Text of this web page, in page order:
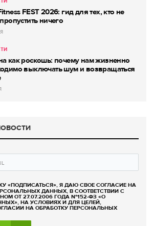
FEST 2026: гид для тех, кто не
ничего
как роскошь: почему нам жизненно
выключать шум и возвращаться
«ПОДПИСАТЬСЯ», Я ДАЮ СВОЕ СОГЛАСИЕ НА
ДАННЫХ, В СООТВЕТСТВИИ С
ОТ 27.07.2006 ГОДА №152-ФЗ «О
НА УСЛОВИЯХ И ДЛЯ ЦЕЛЕЙ,
НА ОБРАБОТКУ ПЕРСОНАЛЬНЫХ